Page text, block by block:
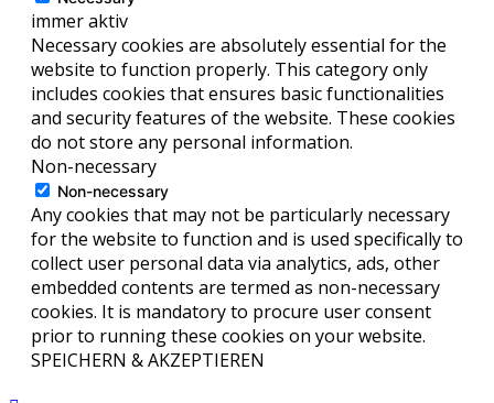
immer aktiv
Necessary cookies are absolutely essential for the
website to function properly. This category only
includes cookies that ensures basic functionalities
and security features of the website. These cookies
do not store any personal information.
Non-necessary
Non-necessary
Any cookies that may not be particularly necessary
for the website to function and is used specifically to
collect user personal data via analytics, ads, other
embedded contents are termed as non-necessary
cookies. It is mandatory to procure user consent
prior to running these cookies on your website.
SPEICHERN & AKZEPTIEREN